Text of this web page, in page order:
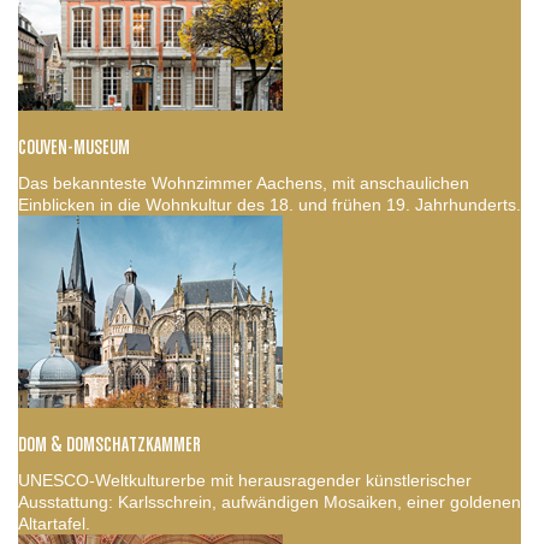
COUVEN-MUSEUM
Das bekannteste Wohnzimmer Aachens, mit anschaulichen
Einblicken in die Wohnkultur des 18. und frühen 19. Jahrhunderts.
DOM & DOMSCHATZKAMMER
UNESCO-Weltkulturerbe mit herausragender künstlerischer
Ausstattung: Karlsschrein, aufwändigen Mosaiken, einer goldenen
Altartafel.